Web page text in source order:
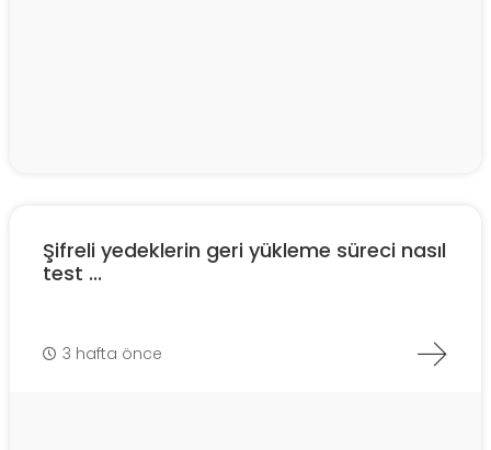
Şifreli yedeklerin geri yükleme süreci nasıl
test ...
3 hafta önce